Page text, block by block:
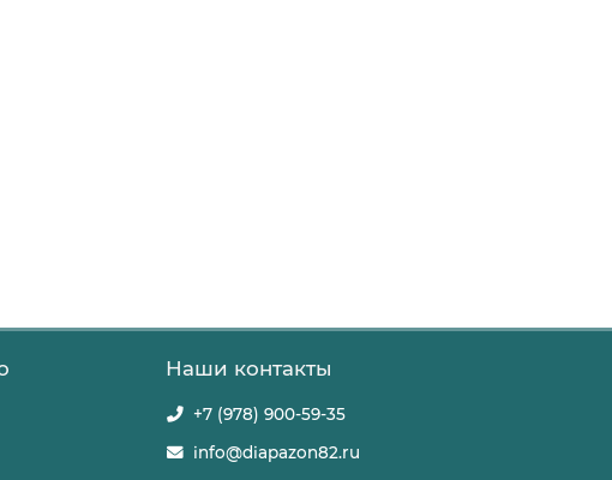
Наши контакты
+7 (978) 900-59-35
info@diapazon82.ru